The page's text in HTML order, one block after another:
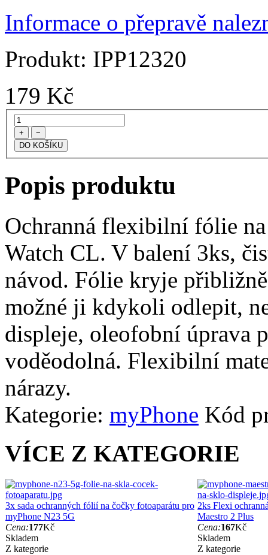
Informace o přepravě
Produkt: IPP12320
179 Kč
+ −
Popis produktu
Ochranná flexibilní fólie
Watch CL. V balení 3ks,
návod. Fólie kryje
možné ji kdykoli odlepit,
displeje, oleofobní úprava
voděodolná. Flexibilní
nárazy.
Kategorie: myPhone Kód
VÍCE Z KATEGORIE
3x sada ochranných fólií na čočky fotoaparátu pro
myPhone N23 5G
Cena:177Kč
Skladem
Z kategorie
2ks Flexi
Maestro 2 Plus
Cena:167Kč
Skladem
Z kategorie